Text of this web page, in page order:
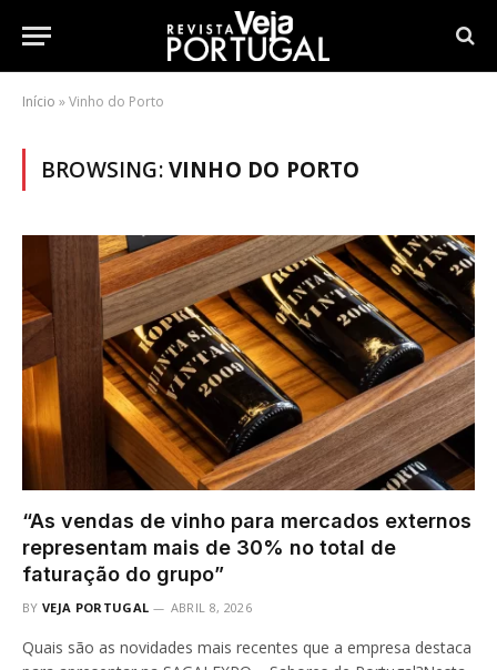
Início »Vinho do Porto
BROWSING:VINHO DO PORTO
“As vendas de vinho para mercados externos
representam mais de 30% no total de
faturação do grupo”
BY VEJA PORTUGAL ABRIL 8, 2026
Quais são as novidades mais recentes que a empresa destaca